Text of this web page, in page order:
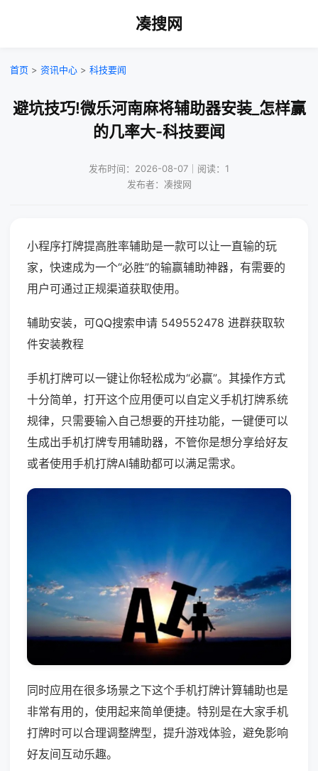
凑搜网
首页 > 资讯中心 > 科技要闻
避坑技巧!微乐河南麻将辅助器安装_怎样赢
的几率大-科技要闻
发布时间：2026-08-07｜阅读：1
发布者：凑搜网
小程序打牌提高胜率辅助是一款可以让一直输的玩
家，快速成为一个“必胜”的输赢辅助神器，有需要的
用户可通过正规渠道获取使用。
辅助安装，可QQ搜索申请 549552478 进群获取软
件安装教程
手机打牌可以一键让你轻松成为“必赢”。其操作方式
十分简单，打开这个应用便可以自定义手机打牌系统
规律，只需要输入自己想要的开挂功能，一键便可以
生成出手机打牌专用辅助器，不管你是想分享给好友
或者使用手机打牌AI辅助都可以满足需求。
同时应用在很多场景之下这个手机打牌计算辅助也是
非常有用的，使用起来简单便捷。特别是在大家手机
打牌时可以合理调整牌型，提升游戏体验，避免影响
好友间互动乐趣。